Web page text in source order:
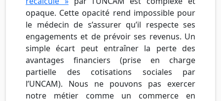
opaque. Cette opacité rend impossible pour
le médecin de s’assurer qu’il respecte ses
engagements et de prévoir ses revenus. Un
simple écart peut entraîner la perte des
avantages financiers (prise en charge
partielle des cotisations sociales par
l’UNCAM). Nous ne pouvons pas exercer
notre métier comme un commerce en